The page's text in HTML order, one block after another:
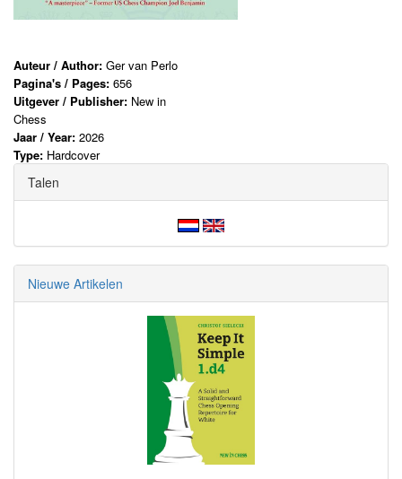
Auteur / Author: Ger van Perlo
Pagina's / Pages: 656
Uitgever / Publisher: New in
Chess
Jaar / Year: 2026
Type: Hardcover
Talen
Nieuwe Artikelen